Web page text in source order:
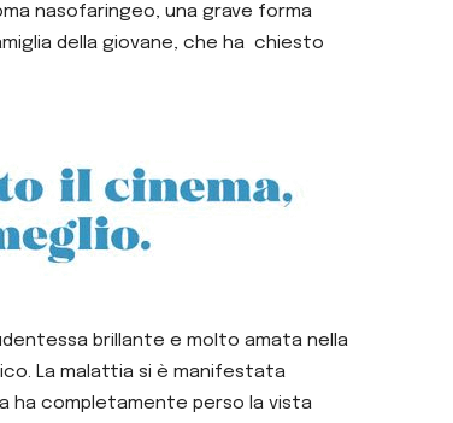
nasofaringeo, una grave forma
della giovane, che ha chiesto
brillante e molto amata nella
La malattia si è manifestata
ha completamente perso la vista